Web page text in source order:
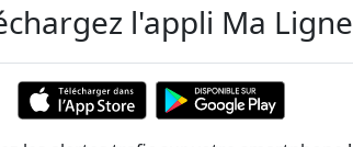
429m
l'appli Ma Ligne